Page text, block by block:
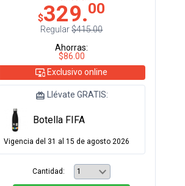
$329.00
Regular$415.00
Ahorras:
$86.00
Exclusivo online
Llévate GRATIS:
Botella FIFA
Vigencia del 31 al 15 de agosto 2026
Cantidad: